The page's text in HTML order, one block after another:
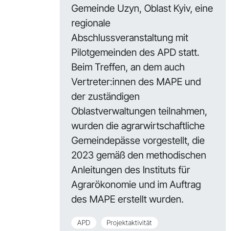
Gemeinde Uzyn, Oblast Kyiv, eine
regionale
Abschlussveranstaltung mit
Pilotgemeinden des APD statt.
Beim Treffen, an dem auch
Vertreter:innen des MAPE und
der zuständigen
Oblastverwaltungen teilnahmen,
wurden die agrarwirtschaftliche
Gemeindepässe vorgestellt, die
2023 gemäß den methodischen
Anleitungen des Instituts für
Agrarökonomie und im Auftrag
des MAPE erstellt wurden.
APD Projektaktivität